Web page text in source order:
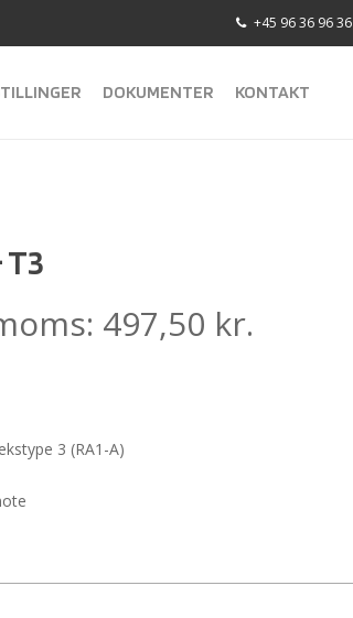
+45 96 36 96 36
DOKUMENTER KONTAKT
T3
497,50 kr.
3 (RA1-A)